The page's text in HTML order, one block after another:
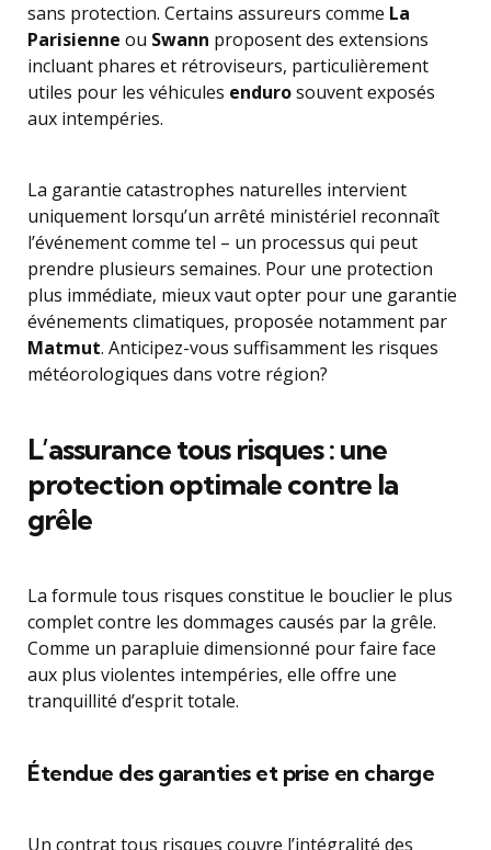
sans protection. Certains assureurs comme La
Parisienne ou Swann proposent des extensions
incluant phares et rétroviseurs, particulièrement
utiles pour les véhicules endurosouvent exposés
aux intempéries.
La garantie catastrophes naturelles intervient
uniquement lorsqu’un arrêté ministériel reconnaît
l’événement comme tel – un processus qui peut
prendre plusieurs semaines. Pour une protection
plus immédiate, mieux vaut opter pour une garantie
événements climatiques, proposée notamment par
Matmut. Anticipez-vous suffisamment les risques
météorologiques dans votre région?
L’assurance tous risques : une
protection optimale contre la
grêle
La formule tous risques constitue le bouclier le plus
complet contre les dommages causés par la grêle.
Comme un parapluie dimensionné pour faire face
aux plus violentes intempéries, elle offre une
tranquillité d’esprit totale.
Étendue des garanties et prise en charge
Un contrat tous risques couvre l’intégralité des